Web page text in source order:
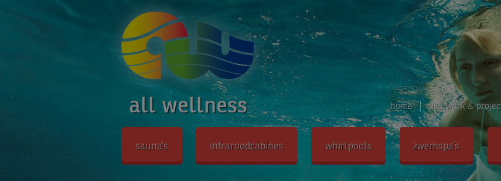
all wellness home maatwerk &
sauna’s infraroodcabines whirlpools zwemspa’s